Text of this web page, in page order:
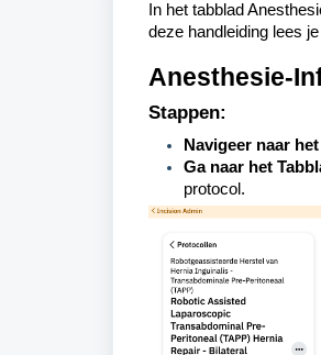
In het tabblad
deze handleiding lees
Anesthesie-
Stappen:
Navigeer naar
Ga naar het
protocol.